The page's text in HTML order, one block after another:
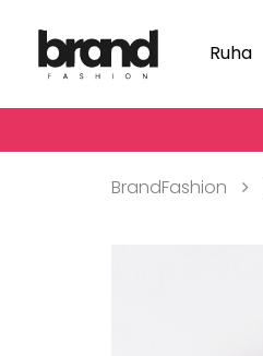
Ruha
BrandFashion